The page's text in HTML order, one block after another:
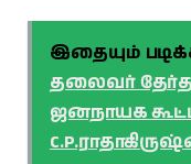
இதையும்
தலைவர்
ஜனநாயக